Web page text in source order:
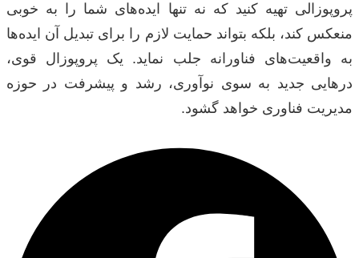
پروپوزالی تهیه کنید که نه تنها ایده‌های شما را به خوبی
منعکس کند، بلکه بتواند حمایت لازم را برای تبدیل آن ایده‌ها
به واقعیت‌های فناورانه جلب نماید. یک پروپوزال قوی،
درهایی جدید به سوی نوآوری، رشد و پیشرفت در حوزه
مدیریت فناوری خواهد گشود.